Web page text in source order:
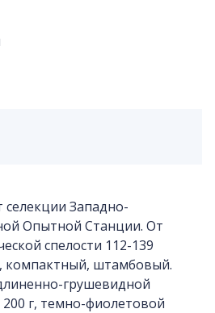
селекции Западно-
Опытной Станции. От
спелости 112-139
компактный, штамбовый.
грушевидной
г, темно-фиолетовой